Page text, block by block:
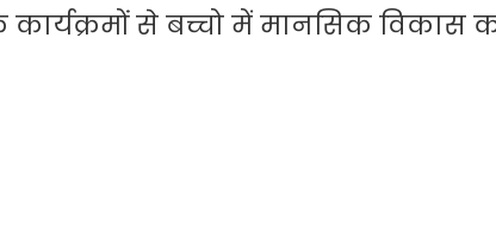
कार्यक्रमों से बच्चो में मानसिक विकास